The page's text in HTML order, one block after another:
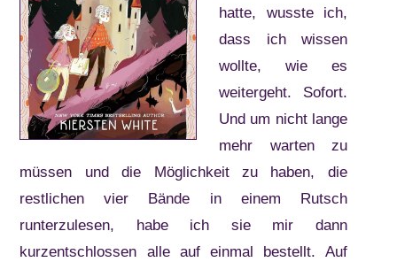
hatte, wusste ich,
dass ich wissen
wollte, wie es
weitergeht. Sofort.
Und um nicht lange
mehr warten zu
müssen und die Möglichkeit zu haben, die
restlichen vier Bände in einem Rutsch
runterzulesen, habe ich sie mir dann
kurzentschlossen alle auf einmal bestellt. Auf